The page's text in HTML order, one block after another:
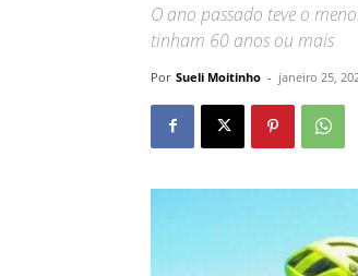
O ano passado teve o
tinham 60 anos ou mais
Por Sueli Moitinho - janeiro 25,